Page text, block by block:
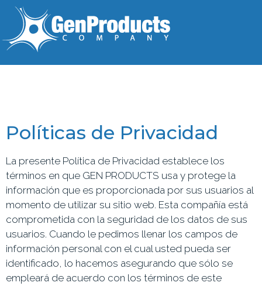
Políticas de Privacidad
La presente Política de Privacidad establece los
términos en que GEN PRODUCTS usa y protege la
información que es proporcionada por sus usuarios al
momento de utilizar su sitio web. Esta compañía está
comprometida con la seguridad de los datos de sus
usuarios. Cuando le pedimos llenar los campos de
información personal con el cual usted pueda ser
identificado, lo hacemos asegurando que sólo se
empleará de acuerdo con los términos de este